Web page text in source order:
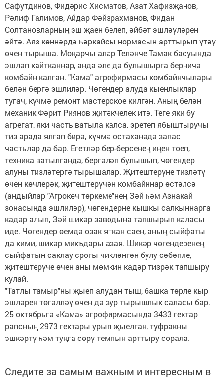
Сафутдинов, Фидәрис Хисматов, Азат Хафизҗанов,
Рәлиф Галимов, Айдар Фәйзрахманов, Фидан
Солтановларның эш җаен белеп, әйбәт эшләүләрен
әйтә. Аяз көннәрдә һәркайсы нормасын арттырып үтәү
өчен тырыша. Моңарчы алар Теләнче Тамак басуында
эшләп кайтканнар, анда әле дә булышырга берничә
комбайн калган. "Кама" агрофирмасы комбайнчылары
белән бергә эшлиләр. Чөгендер алуда кыенлыклар
тугач, күчмә ремонт мастерское килгән. Аның белән
механик Фәрит Риянов җитәкчелек итә. Теге яки бу
агрегат, яки часть ватыла калса, эретеп ябыштыручы
тиз арада ялгап бирә, күчмә остаханәдә запас
частьлар да бар. Егетләр бер-берсенең иңен тоеп,
техника ватылганда, бергәләп булышып, чөгендер
алуны тизләтергә тырышалар. Җитештерүне тизләтү
өчен көчлерәк, җитештерүчән комбайннар өстәлсә
(андыйлар "Агрокөч төркеме"нең Зәй һәм Азнакай
зонасында эшлиләр), чөгендерне кышкы салкыннарга
кадәр алып, Зәй шикәр заводына тапшырып каласы
иде. Чөгендер өемдә озак яткан саен, аның сыйфаты
да кими, шикәр микъдары азая. Шикәр чөгендеренең
сыйфатын саклау срогы чикләнгән булу сәбәпле,
җитештерүче өчен аны мөмкин кадәр тизрәк тапшыру
кулай.
"Татлы тамыр"ны җыеп алудан тыш, башка төрле кыр
эшләрен төгәлләү өчен дә зур тырышлык саласы бар.
25 октябрьгә «Кама» агрофирмасында 3433 гектар
рапсның 2973 гектары урып җыелган, туфракны
эшкәртү һәм туңга сөрү темпын арттыру сорала.
Следите за самым важным и интересным в